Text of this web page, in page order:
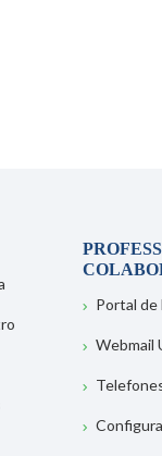
Portal de
Webmail